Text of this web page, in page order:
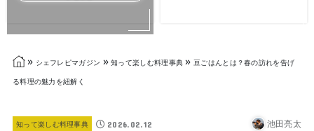
» シェフレピマガジン » 知って楽しむ料理事典 » 豆ごはんとは？春の訪れを告げ
る料理の魅力を紐解く
知って楽しむ料理事典 2026.02.12 池田亮太